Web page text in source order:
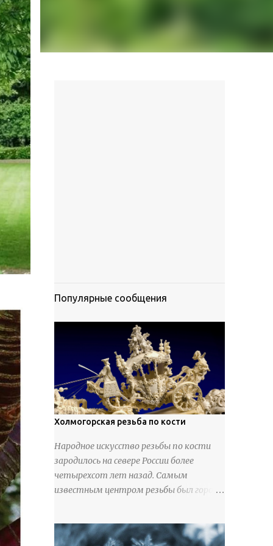
Популярные сообщения
Холмогорская резьба по кости
Народное искусство резьбы по кости
зародилось на севере России более
четырехсот лет назад. Самым
известным центром резьбы был город
служили кости тюленей, рыб и моржей.